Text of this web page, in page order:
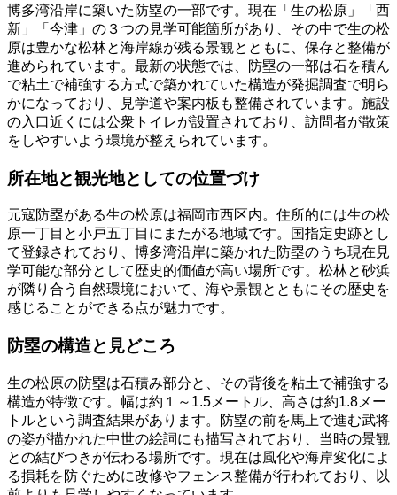
博多湾沿岸に築いた防塁の一部です。現在「生の松原」「西
新」「今津」の３つの見学可能箇所があり、その中で生の松
原は豊かな松林と海岸線が残る景観とともに、保存と整備が
進められています。最新の状態では、防塁の一部は石を積ん
で粘土で補強する方式で築かれていた構造が発掘調査で明ら
かになっており、見学道や案内板も整備されています。施設
の入口近くには公衆トイレが設置されており、訪問者が散策
をしやすいよう環境が整えられています。
所在地と観光地としての位置づけ
元寇防塁がある生の松原は福岡市西区内。住所的には生の松
原一丁目と小戸五丁目にまたがる地域です。国指定史跡とし
て登録されており、博多湾沿岸に築かれた防塁のうち現在見
学可能な部分として歴史的価値が高い場所です。松林と砂浜
が隣り合う自然環境において、海や景観とともにその歴史を
感じることができる点が魅力です。
防塁の構造と見どころ
生の松原の防塁は石積み部分と、その背後を粘土で補強する
構造が特徴です。幅は約１～1.5メートル、高さは約1.8メー
トルという調査結果があります。防塁の前を馬上で進む武将
の姿が描かれた中世の絵詞にも描写されており、当時の景観
との結びつきが伝わる場所です。現在は風化や海岸変化によ
る損耗を防ぐために改修やフェンス整備が行われており、以